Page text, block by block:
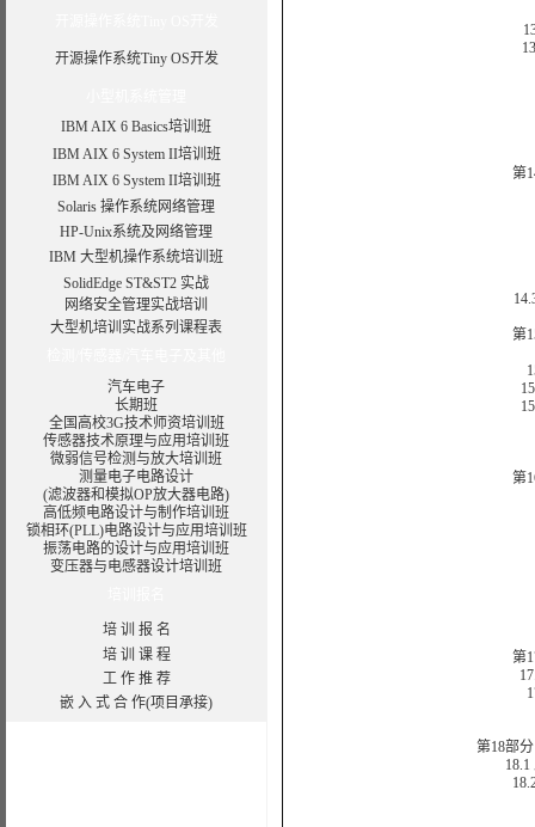
开源操作系统Tiny OS开发
IBM AIX 6 Basics培训班
IBM AIX 6 System II培训班
IBM AIX 6 System II培训班
Solaris 操作系统网络管理
HP-Unix系统及网络管理
IBM 大型机操作系统培训班
SolidEdge ST&ST2 实战
网络安全管理实战培训
大型机培训实战系列课程表
汽车电子
长期班
全国高校3G技术师资培训班
传感器技术原理与应用培训班
微弱信号检测与放大培训班
测量电子电路设计
(滤波器和模拟OP放大器电路)
高低频电路设计与制作培训班
锁相环(PLL)电路设计与应用培训班
振荡电路的设计与应用培训班
变压器与电感器设计培训班
培 训 报 名
培 训 课 程
工 作 推 荐
嵌 入 式 合 作(项目承接)
第
第
第
第
第18部
18.1
18.2